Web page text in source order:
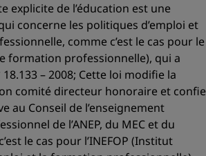
explicite de l’éducation est une
concerne les politiques d’emploi et
comme c’est le cas pour le
formation professionnelle), qui a
– 2008; Cette loi modifie la
comité directeur honoraire et confie
au Conseil de l’enseignement
de l’ANEP, du MEC et du
le cas pour l’INEFOP (Institut